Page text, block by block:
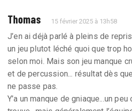
Thomas 15 février 2025 à 13h58
J’en ai déjà parlé à pleins de
un jeu plutot léché quoi que trop
selon moi. Mais son jeu manque
et de percussion... résultat dès
ne passe pas.
Y’a un manque de gniaque...un